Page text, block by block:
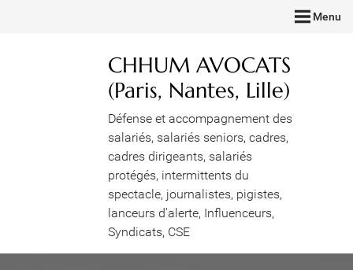
Menu
CHHUM AVOCATS
(Paris, Nantes, Lille)
Défense et accompagnement des
salariés, salariés seniors, cadres,
cadres dirigeants, salariés
protégés, intermittents du
spectacle, journalistes, pigistes,
lanceurs d'alerte, Influenceurs,
Syndicats, CSE